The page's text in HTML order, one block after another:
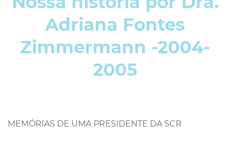
Adriana Fontes
Zimmermann -2004-
2005
MEMÓRIAS DE UMA PRESIDENTE DA SCR